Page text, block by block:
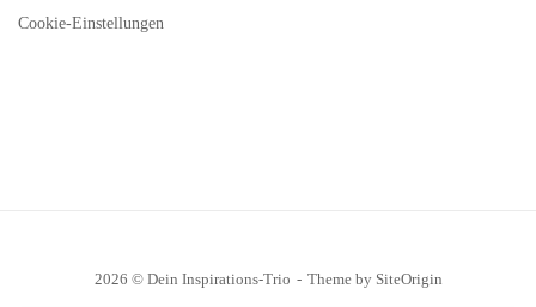
Cookie-Einstellungen
2026 © Dein Inspirations-Trio Theme by SiteOrigin